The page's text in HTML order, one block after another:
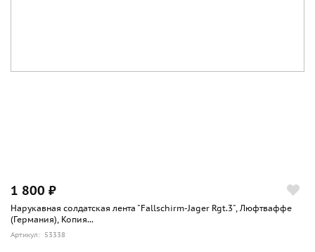
1 800 ₽
Нарукавная солдатская лента "Fallschirm-Jager Rgt.3", Люфтваффе
(Германия), Копия...
Артикул: 53338